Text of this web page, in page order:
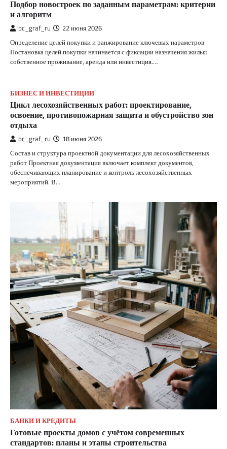
Подбор новостроек по заданным параметрам: критерии
и алгоритм
bc_graf_ru 22 июня 2026
Определение целей покупки и ранжирование ключевых параметров
Постановка целей покупки начинается с фиксации назначения жилья:
собственное проживание, аренда или инвестиция.…
БИЗНЕС И ИНВЕСТИЦИИ
Цикл лесохозяйственных работ: проектирование,
освоение, противопожарная защита и обустройство зон
отдыха
bc_graf_ru 18 июня 2026
Состав и структура проектной документации для лесохозяйственных
работ Проектная документация включает комплект документов,
обеспечивающих планирование и контроль лесохозяйственных
мероприятий. В…
БАНКИ И КРЕДИТЫ
Готовые проекты домов с учётом современных
стандартов: планы и этапы строительства